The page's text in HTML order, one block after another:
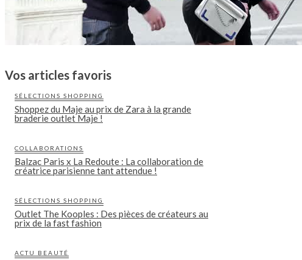
Vos articles favoris
SÉLECTIONS SHOPPING
Shoppez du Maje au prix de Zara à la grande
braderie outlet Maje !
COLLABORATIONS
Balzac Paris x La Redoute : La collaboration de
créatrice parisienne tant attendue !
SÉLECTIONS SHOPPING
Outlet The Kooples : Des pièces de créateurs au
prix de la fast fashion
ACTU BEAUTÉ